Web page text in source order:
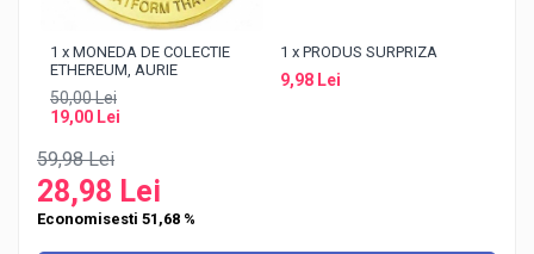
1 x MONEDA DE COLECTIE
ETHEREUM, AURIE
50,00 Lei
19,00 Lei
1 x PRODUS SURPRIZA
9,98 Lei
59,98 Lei
28,98 Lei
Economisesti 51,68 %